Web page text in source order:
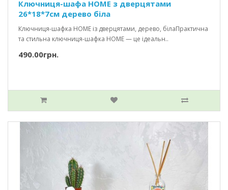
Ключниця-шафа HOME з дверцятами
26*18*7см дерево біла
Ключниця-шафка HOME із дверцятами, дерево, білаПрактична
та стильна ключниця-шафка HOME — це ідеальн..
490.00грн.